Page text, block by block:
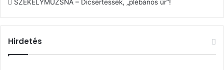
SZÉKELYMUZSNA – Dicsértessék, „plébános úr”!
Hirdetés